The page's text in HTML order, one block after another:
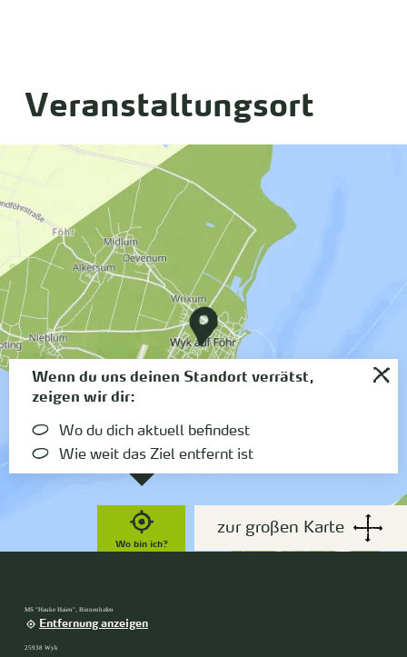
Veranstaltungsort
Wo bin ich?
Wenn du uns deinen Standort verrätst,
zeigen wir dir:
Wo du dich aktuell befindest
Wie weit das Ziel entfernt ist
zur großen Karte
MS "Hauke Haien", Binnenhafen
Entfernung anzeigen
25938 Wyk